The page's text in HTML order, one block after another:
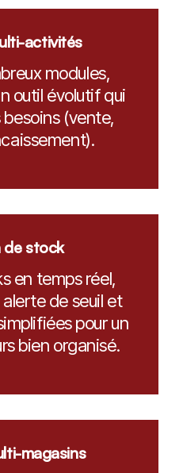
activités
modules,
outil évolutif qui
besoins (vente,
de stock
en temps réel,
de seuil et
pour un
bien organisé.
magasins